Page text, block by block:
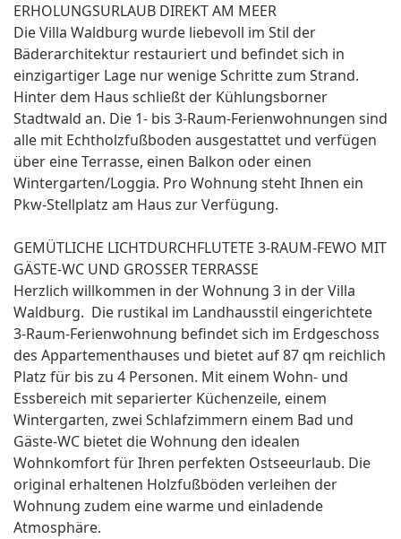
ERHOLUNGSURLAUB DIREKT AM MEER
Die Villa Waldburg wurde liebevoll im Stil der
Bäderarchitektur restauriert und befindet sich in
einzigartiger Lage nur wenige Schritte zum Strand.
Hinter dem Haus schließt der Kühlungsborner
Stadtwald an. Die 1- bis 3-Raum-Ferienwohnungen sind
alle mit Echtholzfußboden ausgestattet und verfügen
über eine Terrasse, einen Balkon oder einen
Wintergarten/Loggia. Pro Wohnung steht Ihnen ein
Pkw-Stellplatz am Haus zur Verfügung.
GEMÜTLICHE LICHTDURCHFLUTETE 3-RAUM-FEWO MIT
GÄSTE-WC UND GROSSER TERRASSE
Herzlich willkommen in der Wohnung 3 in der Villa
Waldburg. Die rustikal im Landhausstil eingerichtete
3-Raum-Ferienwohnung befindet sich im Erdgeschoss
des Appartementhauses und bietet auf 87 qm reichlich
Platz für bis zu 4 Personen. Mit einem Wohn- und
Essbereich mit separierter Küchenzeile, einem
Wintergarten, zwei Schlafzimmern einem Bad und
Gäste-WC bietet die Wohnung den idealen
Wohnkomfort für Ihren perfekten Ostseeurlaub. Die
original erhaltenen Holzfußböden verleihen der
Wohnung zudem eine warme und einladende
Atmosphäre.